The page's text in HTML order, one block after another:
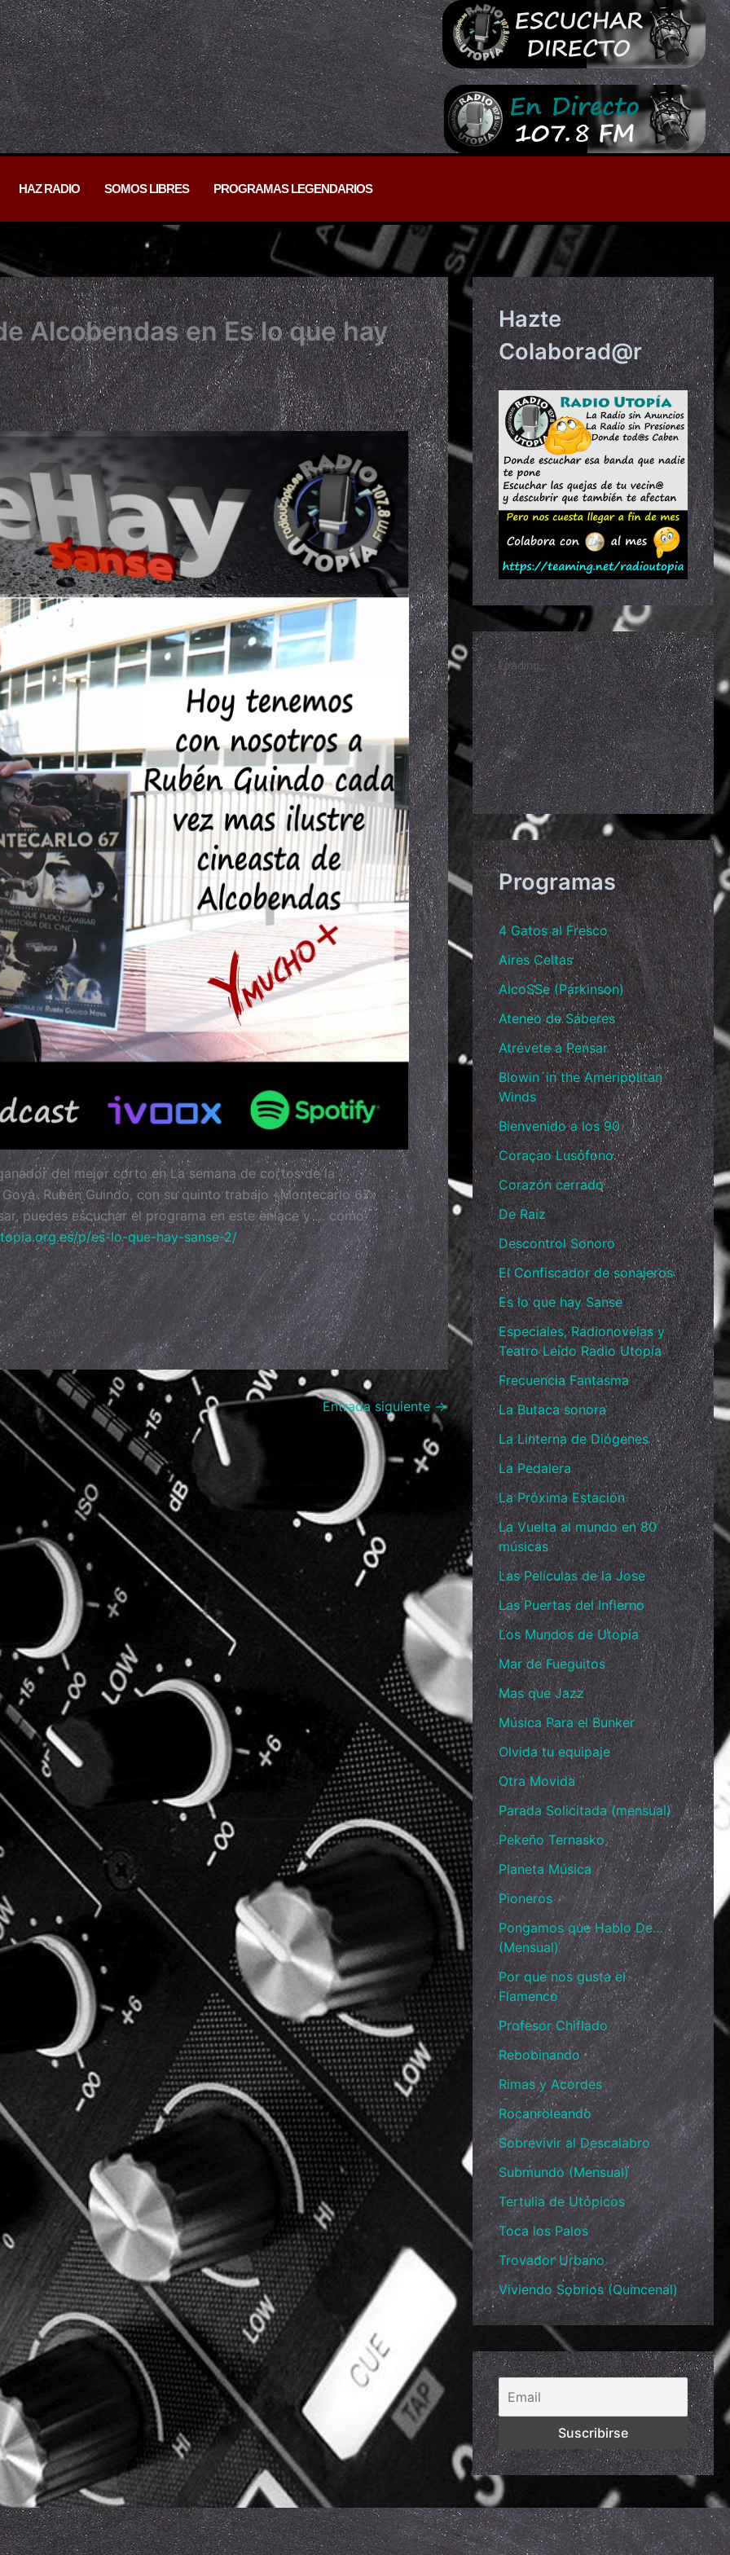
HAZ RADIO SOMOS LIBRES PROGRAMAS LEGENDARIOS
Alcobendas en Es lo que hay
del mejor corto en La semana de cortos de la
Rubén Guindo, con su quinto trabajo «Montecarlo 67»
puedes escuchar el programa en este enlace y … como
p/es-lo-que-hay-sanse-2/
Entrada siguiente →
Hazte
Colaborad@r
Programas
4 Gatos al Fresco
Aires Celtas
AlcoSSe (Párkinson)
Ateneo de Saberes
Atrévete a Pensar
Blowin´in the Ameripolitan
Winds
Bienvenido a los 90
Coraçao Lusófono
Corazón cerrado
De Raíz
Descontrol Sonoro
El Confiscador de sonajeros
Es lo que hay Sanse
Especiales, Radionovelas y
Teatro Leído Radio Utopía
Frecuencia Fantasma
La Butaca sonora
La Linterna de Diógenes
La Pedalera
La Próxima Estación
La Vuelta al mundo en 80
músicas
Las Películas de la Jose
Las Puertas del Infierno
Los Mundos de Utopía
Mar de Fueguitos
Mas que Jazz
Música Para el Bunker
Olvida tu equipaje
Otra Movida
Parada Solicitada (mensual)
Pekeño Ternasko
Planeta Música
Pioneros
Pongamos que Hablo De…
(Mensual)
Por que nos gusta el
Flamenco
Profesor Chiflado
Rebobinando
Rimas y Acordes
Rocanroleando
Sobrevivir al Descalabro
Submundo (Mensual)
Tertulia de Utópicos
Toca los Palos
Trovador Urbano
Viviendo Sobrios (Quincenal)